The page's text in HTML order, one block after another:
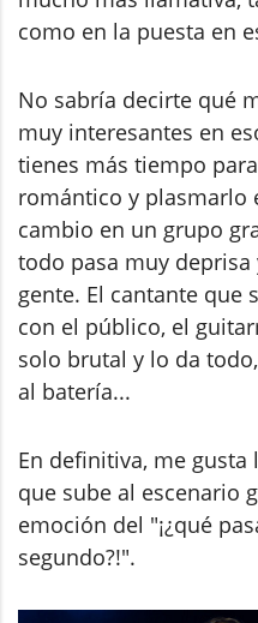
como en la puesta en
No sabría decirte qué
muy interesantes en
tienes más tiempo
romántico y plasmarlo
cambio en un grupo
todo pasa muy deprisa
gente. El cantante que
con el público, el
solo brutal y lo da
al batería...
En definitiva, me
que sube al escenario
emoción del "¡¿qué
segundo?!".